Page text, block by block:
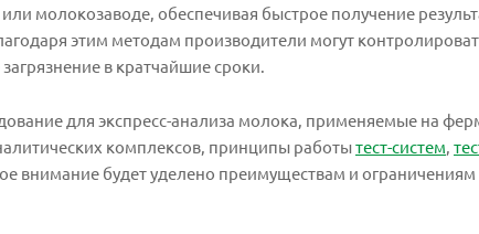
молокозаводе, обеспечивая быстрое получение
этим методам производители могут
в кратчайшие сроки.
для экспресс-анализа молока, применяемые на
комплексов, принципы работытест-систем
внимание будет уделено преимуществам и ограничениям